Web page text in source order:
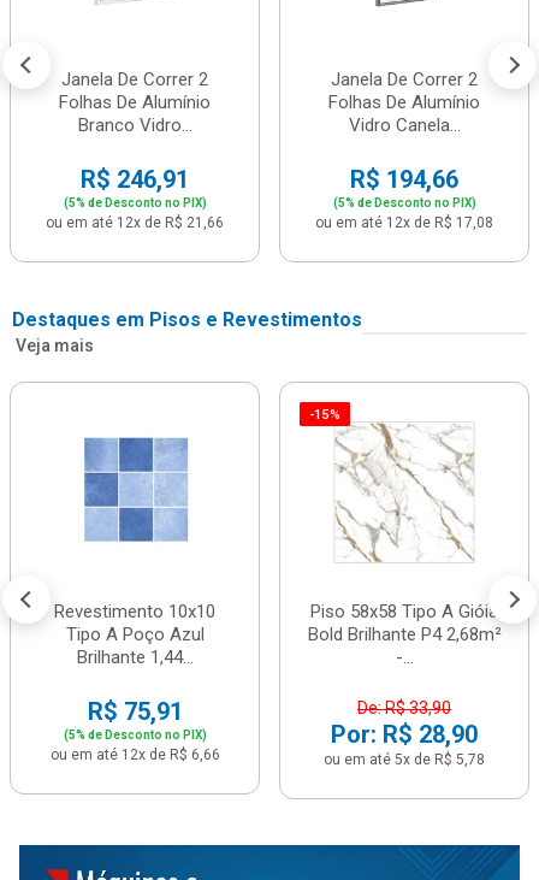
Janela De Correr 2
Folhas De Alumínio
Branco Vidro...
R$ 246,91
(5% de Desconto no PIX)
ou em até 12x de R$ 21,66
Janela De Correr 2
Folhas De Alumínio
Vidro Canela...
R$ 194,66
(5% de Desconto no PIX)
ou em até 12x de R$ 17,08
Destaques em Pisos e Revestimentos
Veja mais
Revestimento 10x10
Tipo A Poço Azul
Brilhante 1,44...
R$ 75,91
(5% de Desconto no PIX)
ou em até 12x de R$ 6,66
-15%
Piso 58x58 Tipo A Gióia
Bold Brilhante P4 2,68m²
-...
De: R$ 33,90
Por: R$ 28,90
ou em até 5x de R$ 5,78